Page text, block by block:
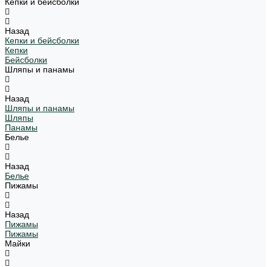
Назад
Кепки и бейсболки
Кепки
Бейсболки
Шляпы и панамы
Назад
Шляпы и панамы
Шляпы
Панамы
Белье
Назад
Белье
Пижамы
Назад
Пижамы
Пижамы
Майки